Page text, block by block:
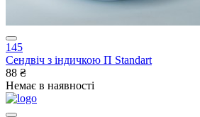
145
Сендвіч з індичкою П Standart
88 ₴
Немає в наявності